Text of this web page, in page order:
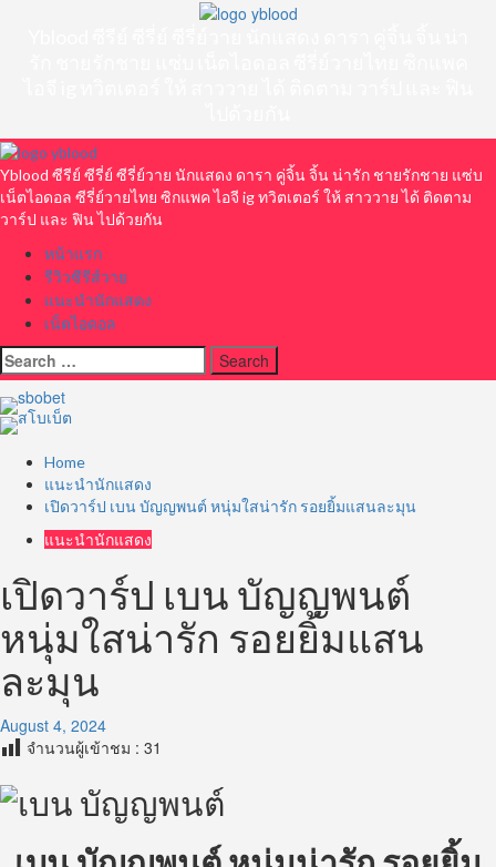
Primary
Menu
Yblood ซีรีย์ ซีรี่ย์ ซีรี่ย์วาย นักแสดง ดารา คู่จิ้น จิ้น น่ารัก ชายรักชาย แซ่บ
เน็ตไอดอล ซีรี่ย์วายไทย ซิกแพค ไอจี ig ทวิตเตอร์ ให้ สาววาย ได้ ติดตาม
วาร์ป และ ฟิน ไปด้วยกัน
หน้าแรก
รีวิวซีรีส์วาย
แนะนำนักแสดง
เน็ตไอดอล
Search
for:
Home
แนะนำนักแสดง
เปิดวาร์ป เบน บัญญพนต์ หนุ่มใสน่ารัก รอยยิ้มแสนละมุน
แนะนำนักแสดง
เปิดวาร์ป เบน บัญญพนต์
หนุ่มใสน่ารัก รอยยิ้มแสน
ละมุน
August 4, 2024
จำนวนผู้เข้าชม : 31